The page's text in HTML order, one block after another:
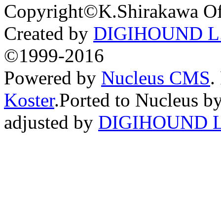
Copyright©K.Shirakawa
Created by DIGIHOUND
©1999-2016
Powered by Nucleus CMS.
Koster.Ported to Nucleus
adjusted by DIGIHOUND